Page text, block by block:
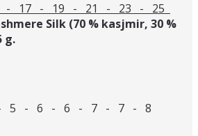
- 17 - 19 - 21 - 23 - 25
Silk (70 % kasjmir, 30 %
g.
- 5 - 6 - 6 - 7 - 7 - 8